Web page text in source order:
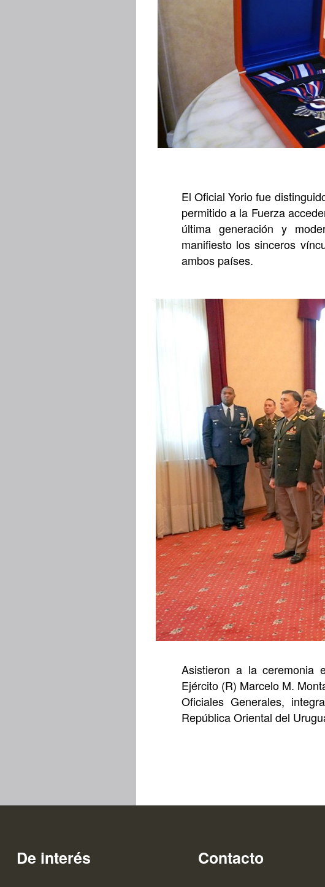
El Oficial Yorio fue
permitido a la Fuerza
última generación y
manifiesto los sinceros
ambos países.
Asistieron a la ceremonia
Ejército (R) Marcelo M.
Oficiales Generales,
República Oriental del
De interés Contacto